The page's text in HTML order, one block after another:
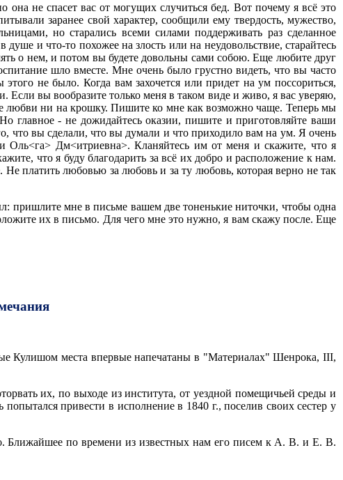
не спасет вас от могущих случиться бед. Вот почему я всё это
заранее свой характер, сообщили ему твердость, мужество,
но старались всеми силами поддерживать раз сделанное
и что-то похожее на злость или на неудовольствие, старайтесь
о нем, и потом вы будете довольны сами собою. Еще любите друг
шло вместе. Мне очень было грустно видеть, что вы часто
не было. Когда вам захочется или придет на ум поссориться,
Если вы вообразите только меня в таком виде и живо, я вас уверяю,
любви ни на крошку. Пишите ко мне как возможно чаще. Теперь мы
главное - не дожидайтесь оказии, пишите и приготовляйте ваши
что вы сделали, что вы думали и что приходило вам на ум. Я очень
Дм<итриевна>. Кланяйтесь им от меня и скажите, что я
что я буду благодарить за всё их добро и расположение к нам.
платить любовью за любовь и за ту любовь, которая верно не так
мне в письме вашем две тоненькие ниточки, чтобы одна
их в письмо. Для чего мне это нужно, я вам скажу после. Еще
Кулишом места впервые напечатаны в "Материалах" Шенрока, III,
их, по выходе из института, от уездной помещичьей среды и
привести в исполнение в 1840 г., поселив своих сестер у
Ближайшее по времени из известных нам его писем к А. В. и Е. В.